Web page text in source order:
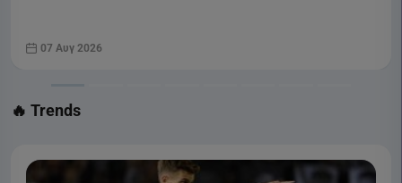
07 Αυγ 2026
🔥 Trends